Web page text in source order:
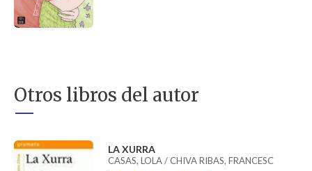
Otros libros del autor
LA XURRA
CASAS, LOLA / CHIVA RIBAS, FRANCESC